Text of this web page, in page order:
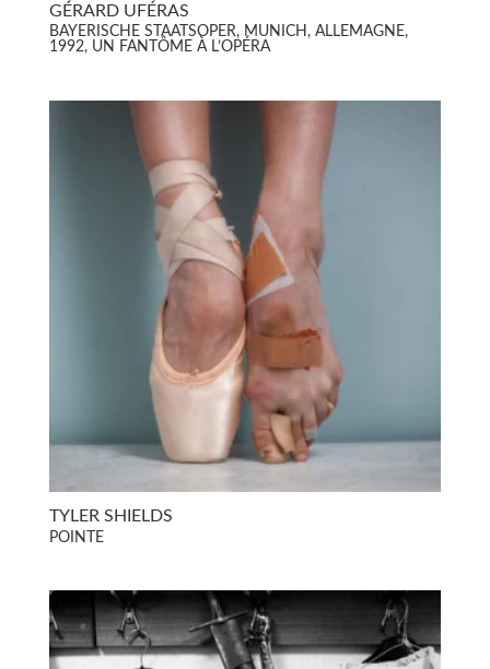
GÉRARD UFÉRAS
BAYERISCHE STAATSOPER, MUNICH, ALLEMAGNE,
1992, UN FANTÔME À L’OPÉRA
TYLER SHIELDS
POINTE